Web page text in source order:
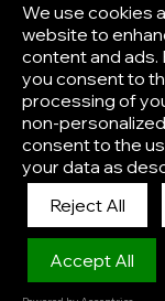
We use cookies
website to
content and ads.
you consent to
processing of
non-
consent to the
your data as
Reject All
Accept All